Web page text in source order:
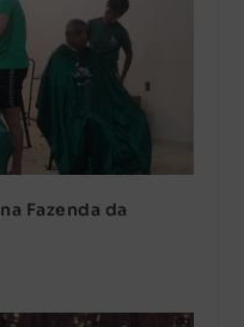
Fazenda da